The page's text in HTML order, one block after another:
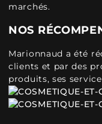
marchés.
NOS
Marionnaud a été
clients et par des
produits, ses